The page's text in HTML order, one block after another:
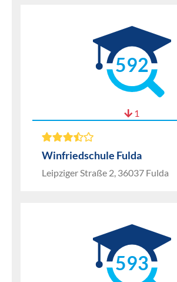
592
1
Winfriedschule Fulda
Leipziger Straße 2, 36037 Fulda
593